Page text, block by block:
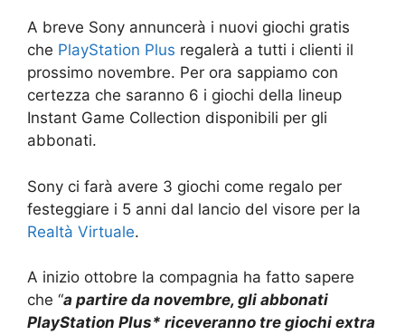
A breve Sony annuncerà i nuovi giochi gratis
che PlayStation Plus regalerà a tutti i clienti il
prossimo novembre. Per ora sappiamo con
certezza che saranno 6 i giochi della lineup
Instant Game Collection disponibili per gli
abbonati.
Sony ci farà avere 3 giochi come regalo per
festeggiare i 5 anni dal lancio del visore per la
Realtà Virtuale.
A inizio ottobre la compagnia ha fatto sapere
che “a partire da novembre, gli abbonati
PlayStation Plus* riceveranno tre giochi extra